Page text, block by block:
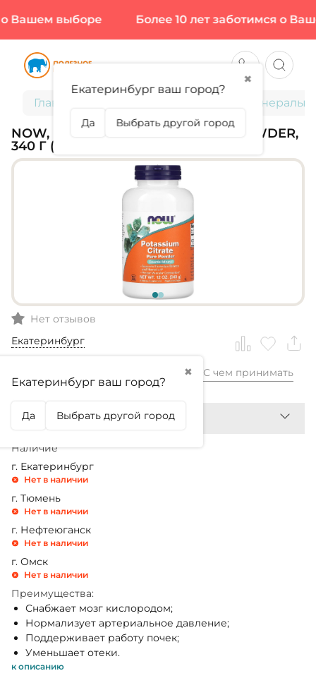
Вашем выборе Более 10 лет заботимся о
Главная Минералы
NOW, POTASSIUM CITRATE PURE POWDER,
340 Г (243 ПОРЦИИ)
Нет отзывов
Екатеринбург
✖
Екатеринбург ваш город?
Да Выбрать другой город
1 899,99₽ С чем принимать
Наличие
г. Екатеринбург
Нет в наличии
г. Тюмень
Нет в наличии
г. Нефтеюганск
Нет в наличии
г. Омск
Нет в наличии
Преимущества:
Снабжает мозг кислородом;
Нормализует артериальное давление;
Поддерживает работу почек;
Уменьшает отеки.
к описанию
✖
Екатеринбург ваш город?
Да Выбрать другой город